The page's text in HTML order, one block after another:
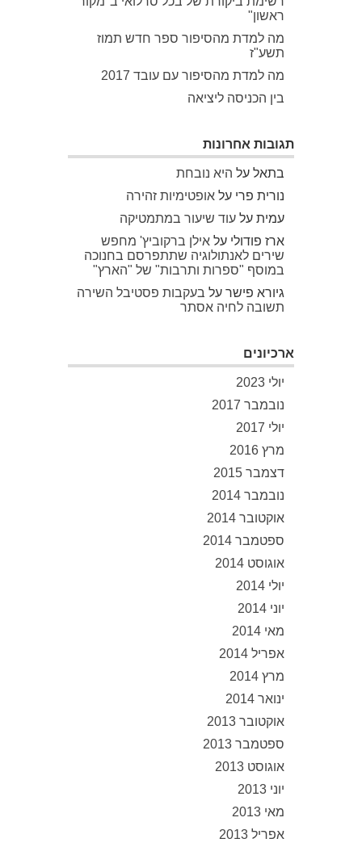
ראשון"
מה למדת מהסיפור ספר חדש תמוז
תשע"ז
מה למדת מהסיפור עם עובד 2017
בין הכניסה ליציאה
תגובות אחרונות
בתאל על היא נובחת
נורית פרי על אופטימיות זהירה
עמית על עוד שיעור במתמטיקה
ארז פודולי על אילן ברקוביץ' מחפש
שירים לאנתולוגיה שתתפרסם בחנוכה
במוסף "ספרות ותרבות" של "הארץ"
גיורא פישר על בעקבות פסטיבל השירה
תשובה לחיה אסתר
ארכיונים
יולי 2023
נובמבר 2017
יולי 2017
מרץ 2016
דצמבר 2015
נובמבר 2014
אוקטובר 2014
ספטמבר 2014
אוגוסט 2014
יולי 2014
יוני 2014
מאי 2014
אפריל 2014
מרץ 2014
ינואר 2014
אוקטובר 2013
ספטמבר 2013
אוגוסט 2013
יוני 2013
מאי 2013
אפריל 2013